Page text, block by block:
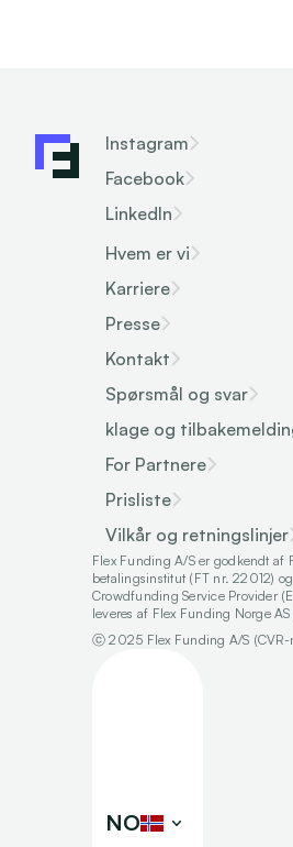
Instagram
Facebook
LinkedIn
Hvem er vi
Karriere
Presse
Kontakt
Spørsmål og svar
klage og
For Partnere
Prisliste
Vilkår og retningslinjer
Flex Funding A/S er godkendt af
betalingsinstitut (FT nr. 22012)
Crowdfunding Service Provider
leveres af Flex Funding Norge
ⓒ 2025 Flex Funding A/S (CVR-
NO